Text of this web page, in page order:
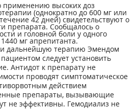
высоких доз
(однократно до 600 мг или
42 дней) свидетельствуют о
препарата. Сообщалось о
и головной боли у одного
мг апрепитанта.
дальнейшую терапию Эмендом
следует установить
Антидот к препарату не
проводят симптоматическое
действием
препараты, вызывающие
не эффективны. Гемодиализ не